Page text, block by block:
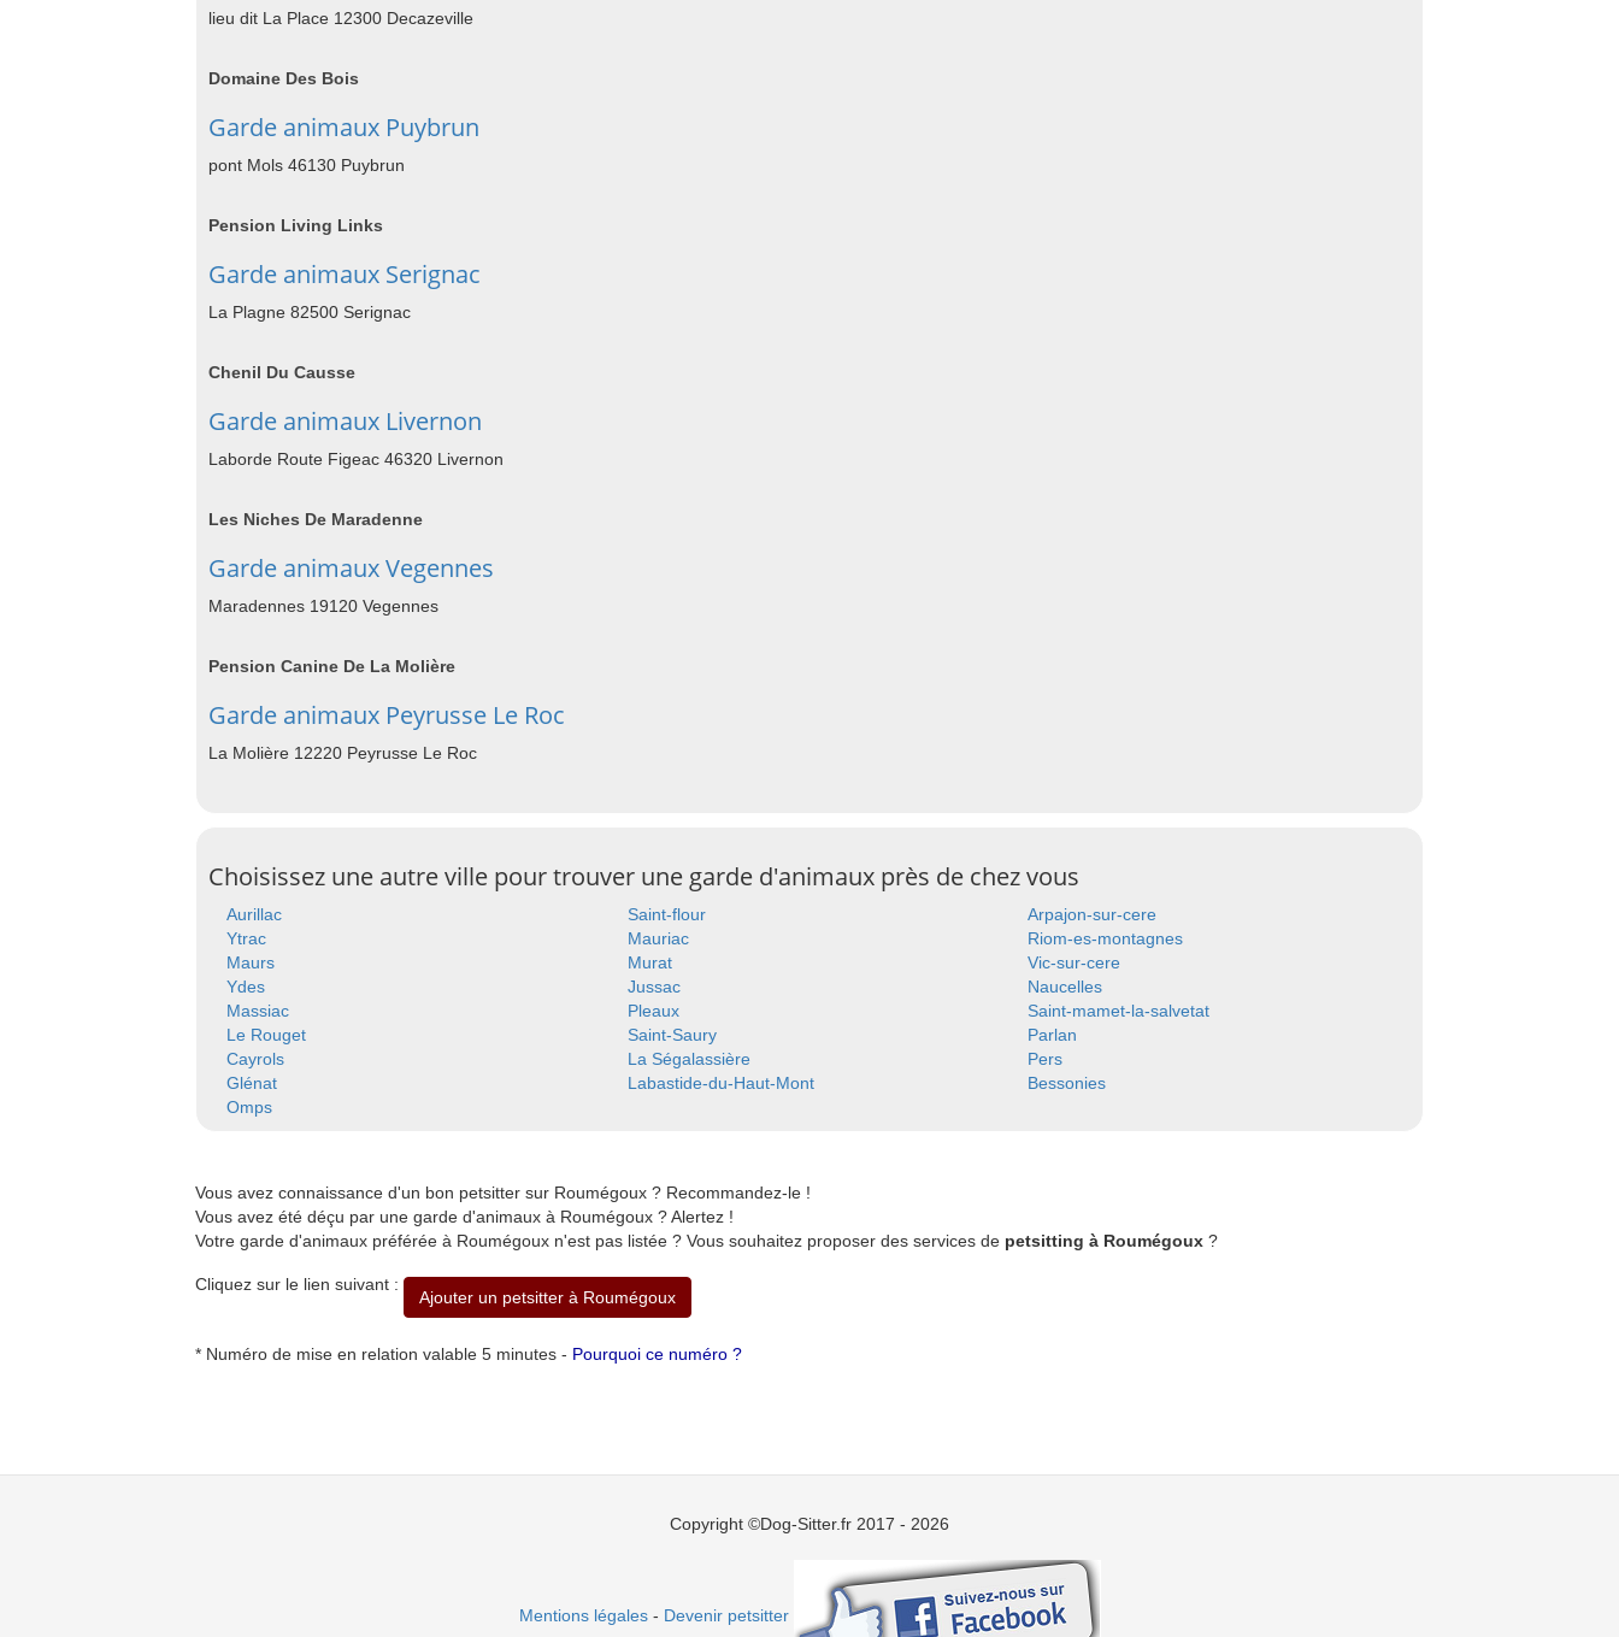
lieu dit La Place 12300 Decazeville
Domaine Des Bois
Garde animaux Puybrun
pont Mols 46130 Puybrun
Pension Living Links
Garde animaux Serignac
La Plagne 82500 Serignac
Chenil Du Causse
Garde animaux Livernon
Laborde Route Figeac 46320 Livernon
Les Niches De Maradenne
Garde animaux Vegennes
Maradennes 19120 Vegennes
Pension Canine De La Molière
Garde animaux Peyrusse Le Roc
La Molière 12220 Peyrusse Le Roc
Choisissez une autre ville pour trouver une garde d'animaux près de chez vous
Aurillac Saint-flour
Arpajon-sur-cere
Ytrac
Mauriac
Riom-es-montagnes
Maurs
Murat
Vic-sur-cere
Ydes
Jussac
Naucelles
Massiac
Pleaux
Saint-mamet-la-salvetat
Le Rouget
Saint-Saury
Parlan
Cayrols
La Ségalassière
Pers
Glénat
Labastide-du-Haut-Mont
Bessonies
Omps
Vous avez connaissance d'un bon petsitter sur Roumégoux ? Recommandez-le !
Vous avez été déçu par une garde d'animaux à Roumégoux ? Alertez !
Votre garde d'animaux préférée à Roumégoux n'est pas listée ? Vous souhaitez proposer des services de petsitting à Roumégoux ?
Cliquez sur le lien suivant :
Ajouter un petsitter à Roumégoux
* Numéro de mise en relation valable 5 minutes - Pourquoi ce numéro ?
Copyright ©Dog-Sitter.fr 2017 - 2026
Mentions légales- Devenir petsitter